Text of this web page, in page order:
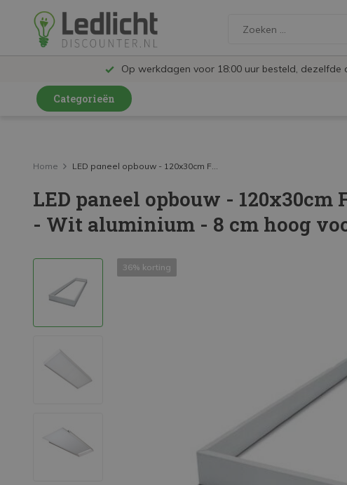
Op werkdagen voor 18:00 uur besteld, dezelfde
Categorieën
LED Railspots
LED TL
LED Schijnwerpers
LED High Bay lampen
LED Buitenverlichting
Mega Sale
Home LED paneel opbouw - 120x30cm F...
LED paneel opbouw - 120x30cm
- Wit aluminium - 8 cm hoog
36% korting